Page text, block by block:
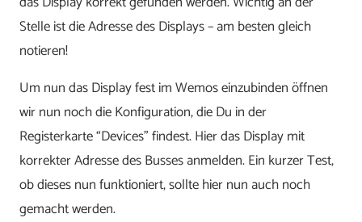
Stelle ist die Adresse des Displays – am besten gleich
notieren!
Um nun das Display fest im Wemos einzubinden öffnen
wir nun noch die Konfiguration, die Du in der
Registerkarte “Devices” findest. Hier das Display mit
korrekter Adresse des Busses anmelden. Ein kurzer Test,
ob dieses nun funktioniert, sollte hier nun auch noch
gemacht werden.